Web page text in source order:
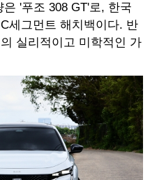
'푸조 308 GT'로, 한국
세그먼트 해치백이다. 반
실리적이고 미학적인 가